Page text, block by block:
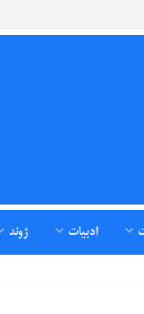
ادبیات ژوند